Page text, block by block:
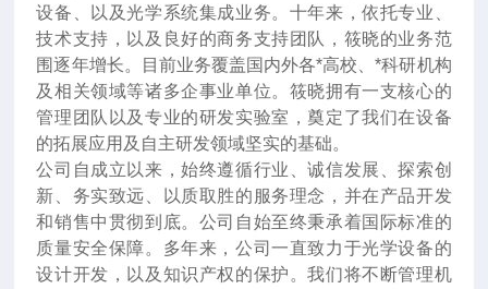
设备、以及光学系统集成业务。十年来 ，依托专业、
技术支持，以及良好的商务支持团队，筱晓的业务范
围逐年增长。目前业务覆盖国内外各*高校、*科研机构
及相关领域等诸多企事业单位。筱晓拥有一支核心的
管理团队以及专业的研发实验室，奠定了我们在设备
的拓展应用及自主研发领域坚实的基础。
公司自成立以来，始终遵循行业、诚信发展、探索创
新、务实致远、以质取胜的服务理念，并在产品开发
和销售中贯彻到底。公司自始至终秉承着国际标准的
质量安全保障。多年来，公司一直致力于光学设备的
设计开发，以及知识产权的保护。我们将不断管理机